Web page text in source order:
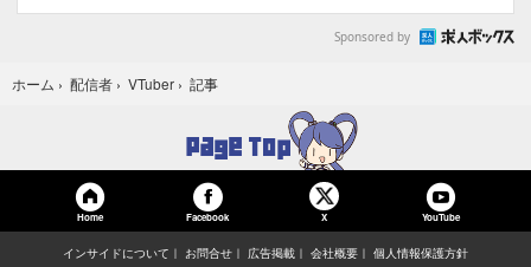
Sponsored by
ホーム › 配信者 › VTuber › 記事
Home Facebook X YouTube
インサイドについて お問合せ 広告掲載 会社概要 個人情報保護方針